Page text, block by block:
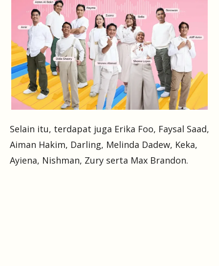
Selain itu, terdapat juga Erika Foo, Faysal Saad,
Aiman Hakim, Darling, Melinda Dadew, Keka,
Ayiena, Nishman, Zury serta Max Brandon.